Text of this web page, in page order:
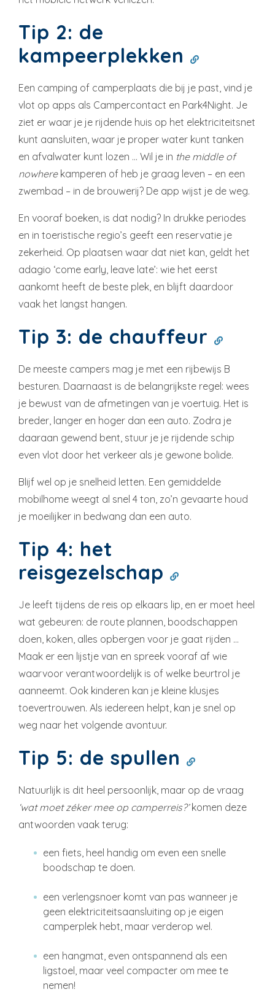
Tip 2: de
kampeerplekken
Een camping of camperplaats die bij je past, vind je
vlot op apps als Campercontact en Park4Night. Je
ziet er waar je je rijdende huis op het elektriciteitsnet
kunt aansluiten, waar je proper water kunt tanken
en afvalwater kunt lozen … Wil je in the middle of
nowherekamperen of heb je graag leven – en een
zwembad – in de brouwerij? De app wijst je de weg.
En vooraf boeken, is dat nodig? In drukke periodes
en in toeristische regio’s geeft een reservatie je
zekerheid. Op plaatsen waar dat niet kan, geldt het
adagio ‘come early, leave late’: wie het eerst
aankomt heeft de beste plek, en blijft daardoor
vaak het langst hangen.
Tip 3: de chauffeur
De meeste campers mag je met een rijbewijs B
besturen. Daarnaast is de belangrijkste regel: wees
je bewust van de afmetingen van je voertuig. Het is
breder, langer en hoger dan een auto. Zodra je
daaraan gewend bent, stuur je je rijdende schip
even vlot door het verkeer als je gewone bolide.
Blijf wel op je snelheid letten. Een gemiddelde
mobilhome weegt al snel 4 ton, zo’n gevaarte houd
je moeilijker in bedwang dan een auto.
Tip 4: het
reisgezelschap
Je leeft tijdens de reis op elkaars lip, en er moet heel
wat gebeuren: de route plannen, boodschappen
doen, koken, alles opbergen voor je gaat rijden …
Maak er een lijstje van en spreek vooraf af wie
waarvoor verantwoordelijk is of welke beurtrol je
aanneemt. Ook kinderen kan je kleine klusjes
toevertrouwen. Als iedereen helpt, kan je snel op
weg naar het volgende avontuur.
Tip 5: de spullen
Natuurlijk is dit heel persoonlijk, maar op de vraag
‘wat moet zéker mee op camperreis?’komen deze
antwoorden vaak terug:
een fiets, heel handig om even een snelle
boodschap te doen.
een verlengsnoer komt van pas wanneer je
geen elektriciteitsaansluiting op je eigen
camperplek hebt, maar verderop wel.
een hangmat, even ontspannend als een
ligstoel, maar veel compacter om mee te
nemen!